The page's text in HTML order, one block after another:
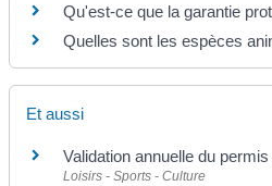
Qu'est-ce que la garantie
Quelles sont les espèces
Et aussi
Validation annuelle du
Loisirs - Sports - Culture